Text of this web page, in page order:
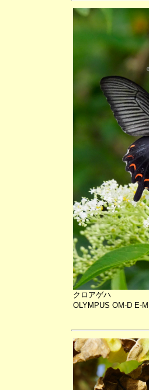
クロアゲハ
OLYMPUS OM-D E-